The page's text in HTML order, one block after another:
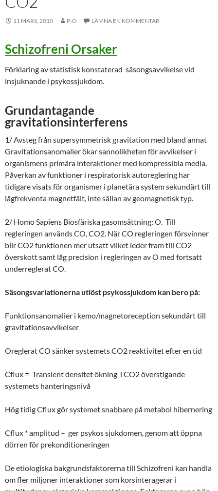
11 MARS, 2010 P-O LÄMNA EN KOMMENTAR
Schizofreni Orsaker
Förklaring av statistisk konstaterad säsongsavvikelse vid
insjuknande i psykossjukdom.
Grundantagande
gravitationsinterferens
1/ Avsteg från supersymmetrisk gravitation med bland annat
Gravitationsanomalier ökar sannolikheten för avvikelser i
organismens primära interaktioner med kompressibla media.
Påverkan av funktioner i respiratorisk autoreglering har
tidigare visats för organismer i planetära system sekundärt till
lågfrekventa magnetfält, inte sällan av geomagnetisk typ.
2/ Homo Sapiens Biosfäriska gasomsättning: O. Till
regleringen används CO, CO2. När CO regleringen försvinner
blir CO2 funktionen mer utsatt vilket leder fram till CO2
överskott samt låg precision i regleringen av O med fortsatt
underreglerat CO.
Säsongsvariationerna utlöst psykossjukdom kan bero på:
Funktionsanomalier i kemo/magnetoreception sekundärt till
gravitationsavvikelser
Oreglerat CO sänker systemets CO2 reaktivitet efter en tid
Cflux = Transient densitet ökning i CO2 överstigande
systemets hanteringsnivå
Hög tidig Cflux gör systemet snabbare på metabol hibernering
Cflux * amplitud – ger psykos sjukdomen, genom att öppna
dörren för prekonditioneringen
De etiologiska bakgrundsfaktorerna till Schizofreni kan handla
om fler miljoner interaktioner som korsinteragerar i